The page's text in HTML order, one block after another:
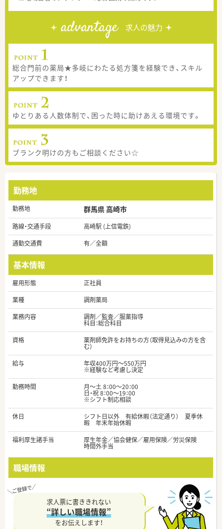
advantage 求人の魅力
総合門前の薬局★多岐にわたる処方箋を経験でき、スキル
アップできます！
ゆとりある人数体制で、困った時に助けあえる環境です。
ブランク明けの方もご相談ください☆
勤務地
勤務地 群馬県 高崎市
路線・交通手段
高崎駅 (上信電鉄)
通勤交通費
有／全額
基本情報
雇用形態
正社員
業種
調剤薬局
業務内容
調剤／監査／服薬指導
科目：総合科目
資格
薬剤師免許をお持ちの方（取得見込みの方を含
む）
給与
年収400万円～550万円
※経験など考慮し決定
勤務時間
月～土 8：00～20：00
日・祝 8：00～19：00
※シフト制応相談
休日
シフト日以外 有給休暇（法定通り） 夏季休
暇 年末年始休暇
福利厚生諸手当
厚生年金／協会健保／雇用保険／労災保険
時間外手当
職場情報
求人票に書ききれない
“詳しい職場情報”
をお伝えします！